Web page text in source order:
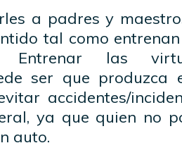
a padres y
tal como
Entrenar las
ser que produzca
accidentes/
ya que quien no
auto.